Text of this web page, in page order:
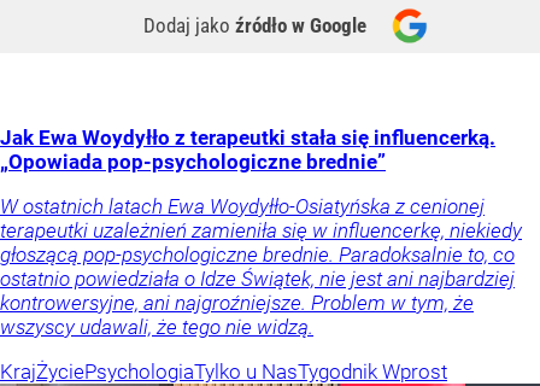
Dodaj jako źródło w Google
Jak Ewa Woydyłło z terapeutki stała się influencerką.
„Opowiada pop-psychologiczne brednie”
W ostatnich latach Ewa Woydyłło-Osiatyńska z cenionej
terapeutki uzależnień zamieniła się w influencerkę, niekiedy
głoszącą pop-psychologiczne brednie. Paradoksalnie to, co
ostatnio powiedziała o Idze Świątek, nie jest ani najbardziej
kontrowersyjne, ani najgroźniejsze. Problem w tym, że
wszyscy udawali, że tego nie widzą.
KrajŻyciePsychologiaTylko u NasTygodnik Wprost